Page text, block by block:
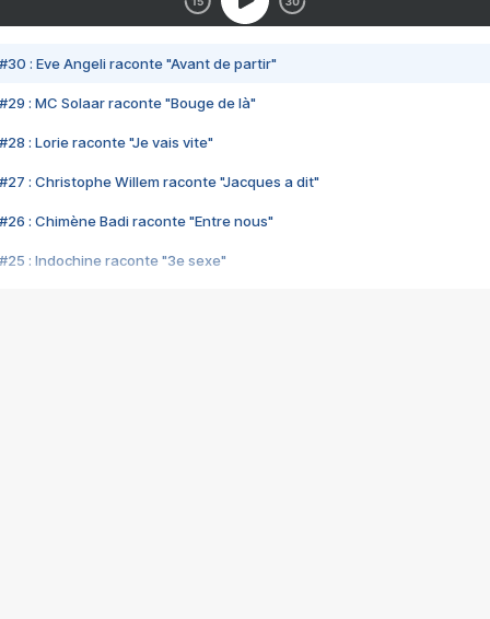
#30 : Eve Angeli raconte "Avant de partir"
#29 : MC Solaar raconte "Bouge de là"
#28 : Lorie raconte "Je vais vite"
#27 : Christophe Willem raconte "Jacques a dit"
#26 : Chimène Badi raconte "Entre nous"
#25 : Indochine raconte "3e sexe"